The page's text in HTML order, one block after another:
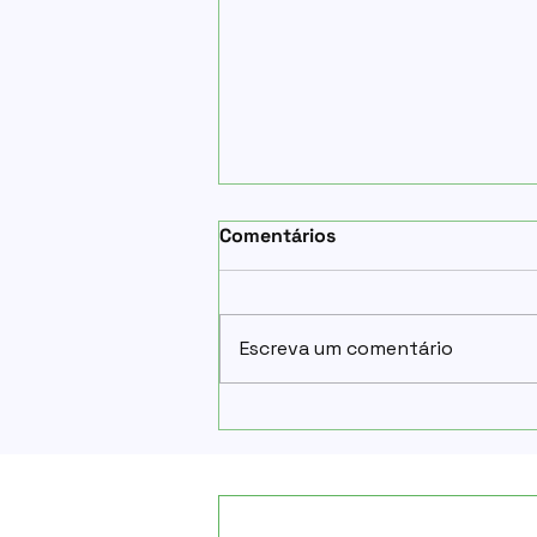
importação
Comentários
Escreva um comentário